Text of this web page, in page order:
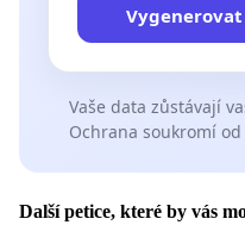
Vaše data zůstávají
Ochrana soukromí
Další petice, které by vás